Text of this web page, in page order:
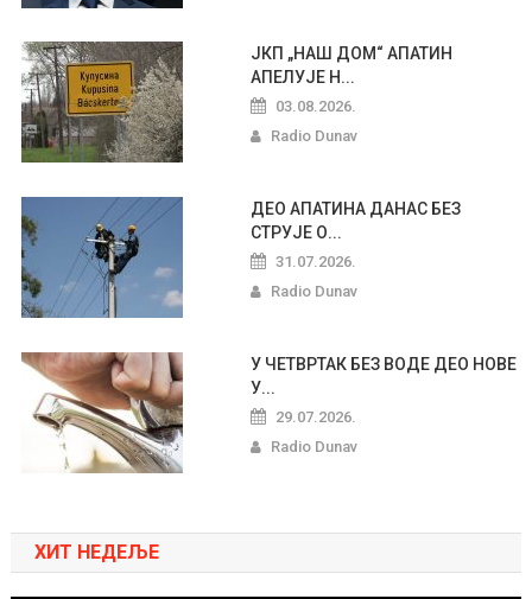
ЈКП „НАШ ДОМ“ АПАТИН
АПЕЛУЈЕ Н...
03.08.2026.
Radio Dunav
ДЕО АПАТИНА ДАНАС БЕЗ
СТРУЈЕ О...
31.07.2026.
Radio Dunav
У ЧЕТВРТАК БЕЗ ВОДЕ ДЕО НОВЕ
У...
29.07.2026.
Radio Dunav
ХИТ НЕДЕЉЕ